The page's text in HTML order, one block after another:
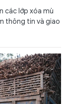
các lớp xóa mù
thông tin và giao